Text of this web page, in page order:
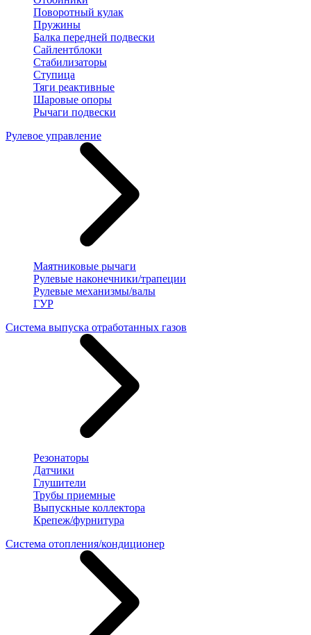
Поворотный кулак
Пружины
Балка передней подвески
Сайлентблоки
Стабилизаторы
Ступица
Тяги реактивные
Шаровые опоры
Рычаги подвески
Рулевое управление
Маятниковые рычаги
Рулевые наконечники/трапеции
Рулевые механизмы/валы
ГУР
Система выпуска отработанных газов
Резонаторы
Датчики
Глушители
Трубы приемные
Выпускные коллектора
Крепеж/фурнитура
Система отопления/кондиционер